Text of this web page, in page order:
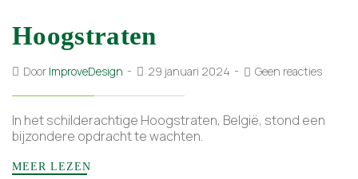
Hoogstraten
Door ImproveDesign 29 januari 2024 Geen reacties
In het schilderachtige Hoogstraten, België, stond een
bijzondere opdracht te wachten.
MEER LEZEN